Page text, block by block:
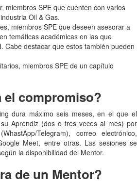
miembros SPE que cuenten con varios
Oil & Gas.
miembros SPE que deseen asesorar a
temáticas académicas en las que
Cabe destacar que estos también pueden
miembros SPE de un capítulo
el compromiso?
dura máximo seis meses, en el que el
Aprendiz (dos o tres veces al mes) por
Telegram), correo electrónico,
Meet, entre otras. Las sesiones se
la disponibilidad del Mentor.
de un Mentor?